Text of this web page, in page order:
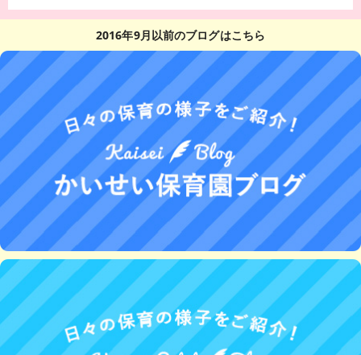
2016年9月以前のブログはこちら